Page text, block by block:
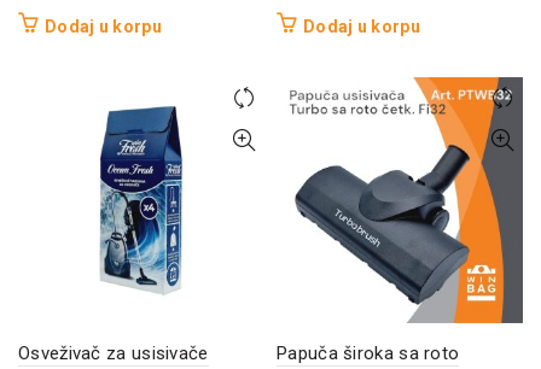
Dodaj u korpu Dodaj u korpu
Osveživač za usisivače
Papuča široka sa roto